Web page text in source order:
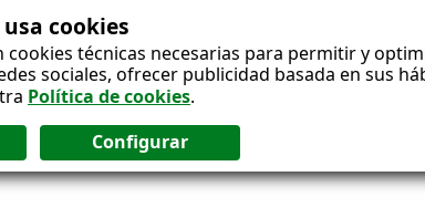
cookies
cookies técnicas necesarias para permitir y
sociales, ofrecer publicidad basada en sus
Política de cookies.